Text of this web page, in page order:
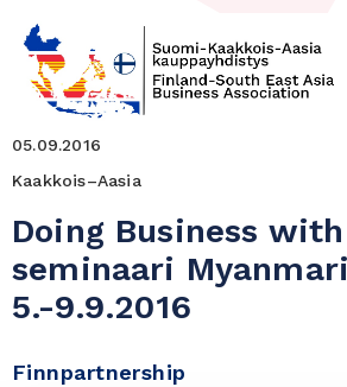
05.09.2016
Kaakkois–Aasia
Doing Business
seminaari
5.-9.9.2016
Finnpartnership